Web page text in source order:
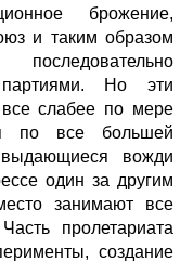
брожение,
и таким образом
партиями. Но эти
слабее по мере
по все большей
вожди
один за другим
занимают все
пролетариата
создание